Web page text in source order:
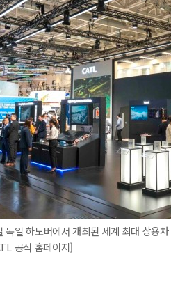
독일 하노버에서 개최된 세계 최대 상
공식 홈페이지]